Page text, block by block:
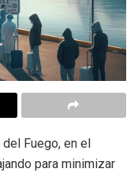
Fuego, en el
para minimizar